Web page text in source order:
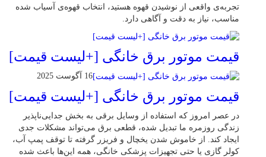
تجربه‌ی واقعی از نوشیدن قهوه هستید، انتخاب قهوه‌ی آسیاب شده
مناسب، نیاز به دقت و آگاهی دارد.
قیمت موتور برق خانگی [+لیست قیمت]
16 آگوست 2025
قیمت موتور برق خانگی [+لیست قیمت]
در عصر امروز که استفاده از وسایل برقی به بخش جدایی‌ناپذیر
زندگی روزمره ما تبدیل شده، قطعی برق می‌تواند مشکلات جدی
ایجاد کند. از خاموش شدن یخچال و فریزر گرفته تا توقف پمپ آب،
کولر گازی یا حتی تجهیزات پزشکی خانگی، همه این‌ها باعث شده